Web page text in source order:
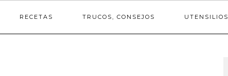
RECETAS TRUCOS, CONSEJOS UTENSILIOS